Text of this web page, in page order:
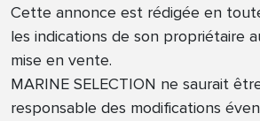
Cette annonce est rédigée en
les indications de son propriétaire
mise en vente.
MARINE SELECTION ne saurait
responsable des modifications